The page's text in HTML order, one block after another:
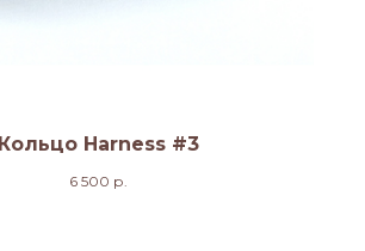
Кольцо Harness #3
6 500 р.